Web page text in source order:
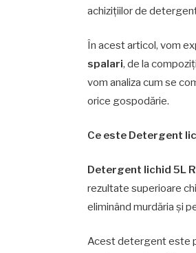
achizițiilor de
În acest articol, vom
spalari, de la
vom analiza cum se
orice gospodărie.
Ce este Detergent
Detergent lichid 5L
rezultate superioare
eliminând murdăria și
Acest detergent este